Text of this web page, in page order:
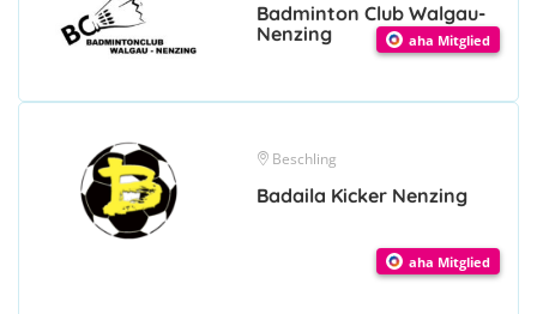
Badminton Club Walgau-
Nenzing
aha Mitglied
Beschling
Badaila Kicker Nenzing
aha Mitglied